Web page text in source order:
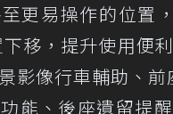
更易操作的位置
移，提升使用便
影像行車輔助、
能、後座遺留提